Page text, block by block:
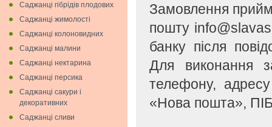
Замовлення
пошту
банку після
Для виконання
телефону,
«Нова пошта»,
Саджанці гiбрiдiв плодових
Саджанці жимолості
Саджанці колоновидних
Саджанці малини
Саджанці нектарина
Саджанці персика
Саджанці сакури і
декоративних
Саджанці сливи